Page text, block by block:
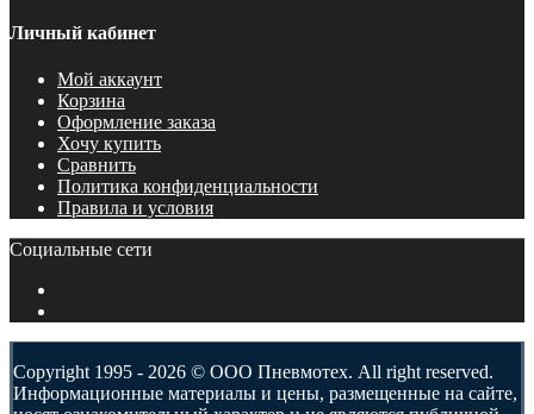
Личный кабинет
Мой аккаунт
Корзина
Оформление заказа
Хочу купить
Сравнить
Политика конфиденциальности
Правила и условия
Социальные сети
Copyright 1995 - 2026 © ООО Пневмотех. All right reserved.
Информационные материалы и цены, размещенные на сайте,